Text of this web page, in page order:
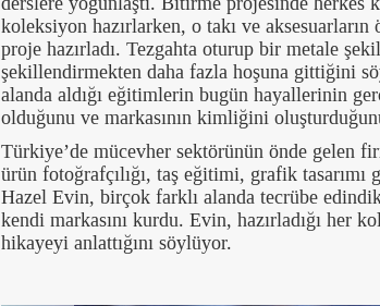
koleksiyon hazırlarken, o takı ve
proje hazırladı. Tezgahta oturup bir metale
şekillendirmekten daha fazla hoşuna gittiğini
alanda aldığı eğitimlerin bugün hayallerinin
olduğunu ve markasının kimliğini
Türkiye’de mücevher sektörünün önde gelen
ürün fotoğrafçılığı, taş eğitimi, grafik tasarımı
Hazel Evin, birçok farklı alanda tecrübe
kendi markasını kurdu. Evin, hazırladığı her
hikayeyi anlattığını söylüyor.